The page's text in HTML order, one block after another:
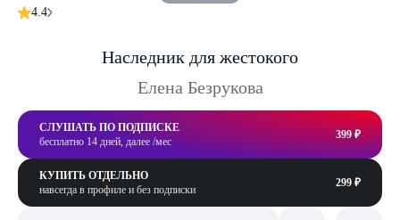
4.4
Наследник для жестокого
Елена Безрукова
СЛУШАТЬ ПО ПОДПИСКЕ
бесплатно 14 дней, далее /мес
399 ₽
КУПИТЬ ОТДЕЛЬНО
навсегда в профиле и без подписки
299 ₽